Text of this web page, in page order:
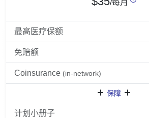
/每月
最高医疗保额
免赔额
Coinsurance (in-network)
保障
计划小册子